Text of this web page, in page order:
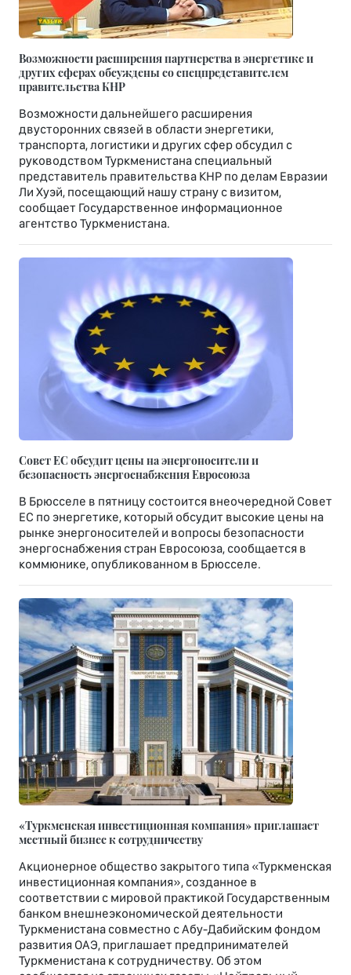
Возможности расширения партнерства в энергетике и
других сферах обсуждены со спецпредставителем
правительства КНР
Возможности дальнейшего расширения
двусторонних связей в области энергетики,
транспорта, логистики и других сфер обсудил с
руководством Туркменистана специальный
представитель правительства КНР по делам Евразии
Ли Хуэй, посещающий нашу страну с визитом,
сообщает Государственное информационное
агентство Туркменистана.
Совет ЕС обсудит цены на энергоносители и
безопасность энергоснабжения Евросоюза
В Брюсселе в пятницу состоится внеочередной Совет
ЕС по энергетике, который обсудит высокие цены на
рынке энергоносителей и вопросы безопасности
энергоснабжения стран Евросоюза, сообщается в
коммюнике, опубликованном в Брюсселе.
«Туркменская инвестиционная компания» приглашает
местный бизнес к сотрудничеству
Акционерное общество закрытого типа «Туркменская
инвестиционная компания», созданное в
соответствии с мировой практикой Государственным
банком внешнеэкономической деятельности
Туркменистана совместно с Абу-Дабийским фондом
развития ОАЭ, приглашает предпринимателей
Туркменистана к сотрудничеству. Об этом